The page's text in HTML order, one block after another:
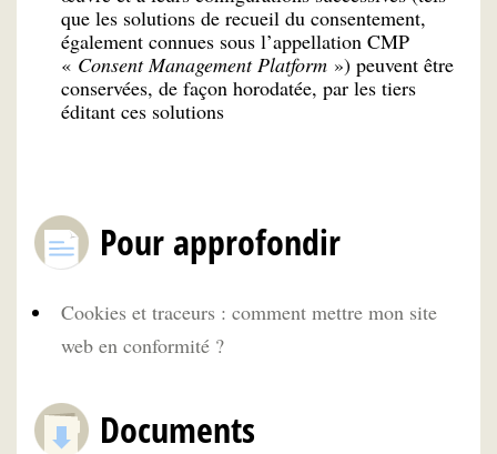
que les solutions de recueil du consentement,
également connues sous l’appellation CMP
« Consent Management Platform ») peuvent être
conservées, de façon horodatée, par les tiers
éditant ces solutions
Pour approfondir
Cookies et traceurs : comment mettre mon site
web en conformité ?
Documents